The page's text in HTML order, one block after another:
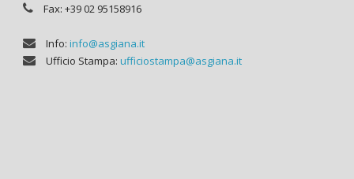
Fax: +39 02 95158916
Info: info@asgiana.it
Ufficio Stampa: ufficiostampa@asgiana.it